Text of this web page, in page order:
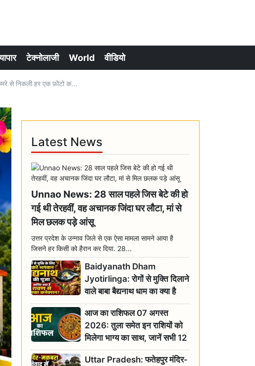
टेक्नोलाजी World वीडियो
से निकली हर एक फ़ोटो क...
Latest News
Unnao News: 28 साल पहले जिस बेटे की हो
गई थी तेरहवीं, वह अचानक जिंदा घर लौटा, मां से
मिल छलक पड़े आंसू
उत्तर प्रदेश के उन्नाव जिले से एक ऐसा मामला सामने आया है
जिसने हर किसी को हैरान कर दिया. 28...
Baidyanath Dham
Jyotirlinga: रोगों से मुक्ति दिलाने
वाले बाबा बैद्यनाथ धाम का क्या है
रावण से संबंध? जानिए ज्योतिर्लिंग की
महिमा
आज का राशिफल 07 अगस्त
2026: तुला समेत इन राशियों को
मिलेगा भाग्य का साथ, जानें सभी 12
राशियों का दैनिक भाग्यफल
Uttar Pradesh: फतेहपुर मंदिर-